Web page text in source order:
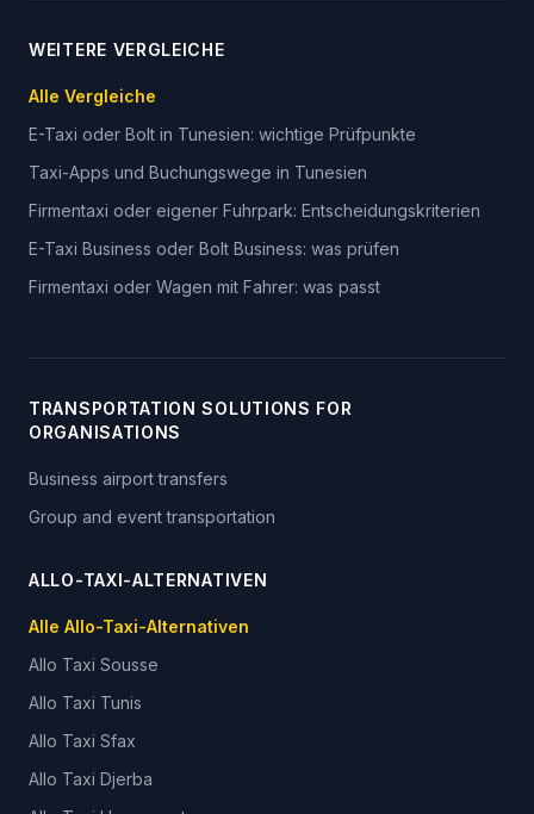
WEITERE VERGLEICHE
Alle Vergleiche
E-Taxi oder Bolt in Tunesien: wichtige Prüfpunkte
Taxi-Apps und Buchungswege in Tunesien
Firmentaxi oder eigener Fuhrpark: Entscheidungskriterien
E-Taxi Business oder Bolt Business: was prüfen
Firmentaxi oder Wagen mit Fahrer: was passt
TRANSPORTATION SOLUTIONS FOR
ORGANISATIONS
Business airport transfers
Group and event transportation
ALLO-TAXI-ALTERNATIVEN
Alle Allo-Taxi-Alternativen
Allo Taxi Sousse
Allo Taxi Tunis
Allo Taxi Sfax
Allo Taxi Djerba